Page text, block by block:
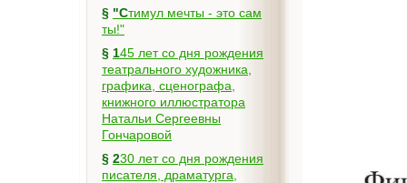
§ "Стимул мечты - это сам
ты!"
§ 145 лет со дня рождения
театрального художника,
графика, сценографа,
книжного иллюстратора
Натальи Сергеевны
Гончаровой
§ 230 лет со дня рождения
писателя, драматурга,